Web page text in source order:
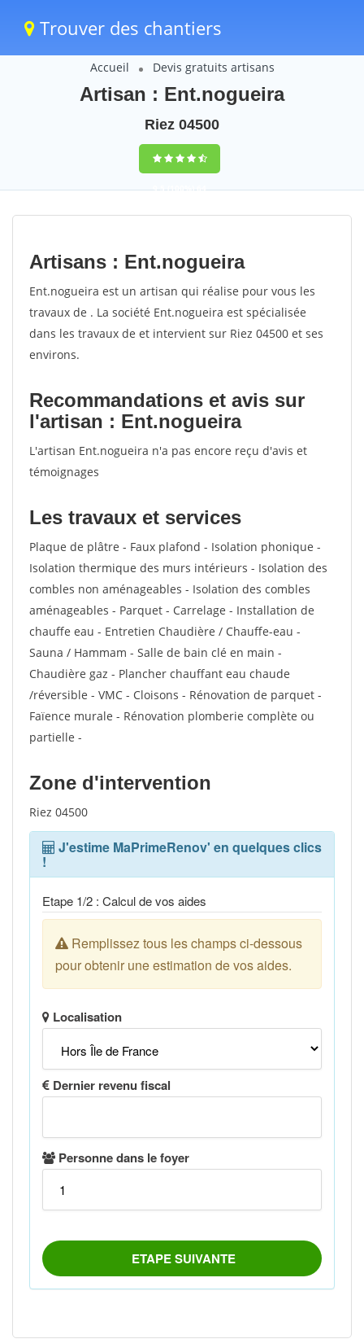
Trouver des chantiers
Accueil Devis gratuits artisans
Artisan : Ent.nogueira
Riez 04500
9,5(100%)64
votes
Artisans : Ent.nogueira
Ent.nogueira est un artisan qui réalise pour vous les
travaux de . La société Ent.nogueira est spécialisée
dans les travaux de et intervient sur Riez 04500 et ses
environs.
Recommandations et avis sur
l'artisan : Ent.nogueira
L'artisan Ent.nogueira n'a pas encore reçu d'avis et
témoignages
Les travaux et services
Plaque de plâtre - Faux plafond - Isolation phonique -
Isolation thermique des murs intérieurs - Isolation des
combles non aménageables - Isolation des combles
aménageables - Parquet - Carrelage - Installation de
chauffe eau - Entretien Chaudière / Chauffe-eau -
Sauna / Hammam - Salle de bain clé en main -
Chaudière gaz - Plancher chauffant eau chaude
/réversible - VMC - Cloisons - Rénovation de parquet -
Faïence murale - Rénovation plomberie complète ou
partielle -
Zone d'intervention
Riez 04500